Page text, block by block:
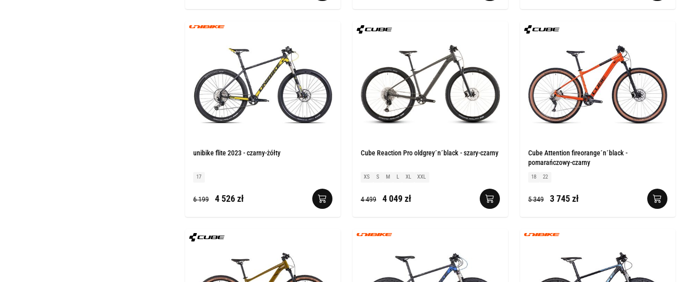
unibike flite 2023 - czarny-żółty
17
6 199 4 526 zł
Cube Reaction Pro oldgrey´n´black - szary-czarny
XS S M L XL XXL
4 499 4 049 zł
Cube Attention fireorange´n´black -
pomarańczowy-czarny
18 22
5 349 3 745 zł